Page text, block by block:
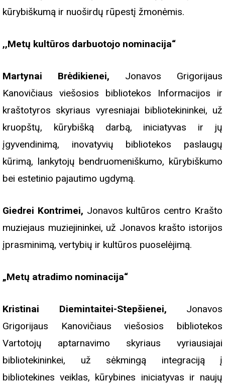
kūrybiškumą ir nuoširdų rūpestį žmonėmis.
,,Metų kultūros darbuotojo nominacija“
Martynai Brėdikienei, Jonavos Grigorijaus
Kanovičiaus viešosios bibliotekos Informacijos ir
kraštotyros skyriaus vyresniajai bibliotekininkei, už
kruopštų, kūrybišką darbą, iniciatyvas ir jų
įgyvendinimą, inovatyvių bibliotekos paslaugų
kūrimą, lankytojų bendruomeniškumo, kūrybiškumo
bei estetinio pajautimo ugdymą.
Giedrei Kontrimei, Jonavos kultūros centro Krašto
muziejaus muziejininkei, už Jonavos krašto istorijos
įprasminimą, vertybių ir kultūros puoselėjimą.
„Metų atradimo nominacija“
Kristinai Diemintaitei-Stepšienei, Jonavos
Grigorijaus Kanovičiaus viešosios bibliotekos
Vartotojų aptarnavimo skyriaus vyriausiajai
bibliotekininkei, už sėkmingą integraciją į
bibliotekines veiklas, kūrybines iniciatyvas ir naujų